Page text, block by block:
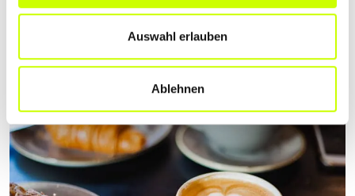
Auswahl erlauben
Ablehnen
Die Weihnachtszeit steht vor der Türe. Erfahrt auf dem Blog auf
welche Weihnachtsmärkte in der Vorderpfalz ihr euch freuen könnt!
Mehr erfahren